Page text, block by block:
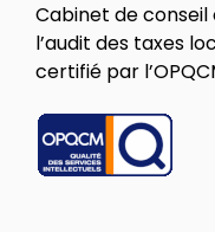
Cabinet de
l’audit des taxes
certifié par